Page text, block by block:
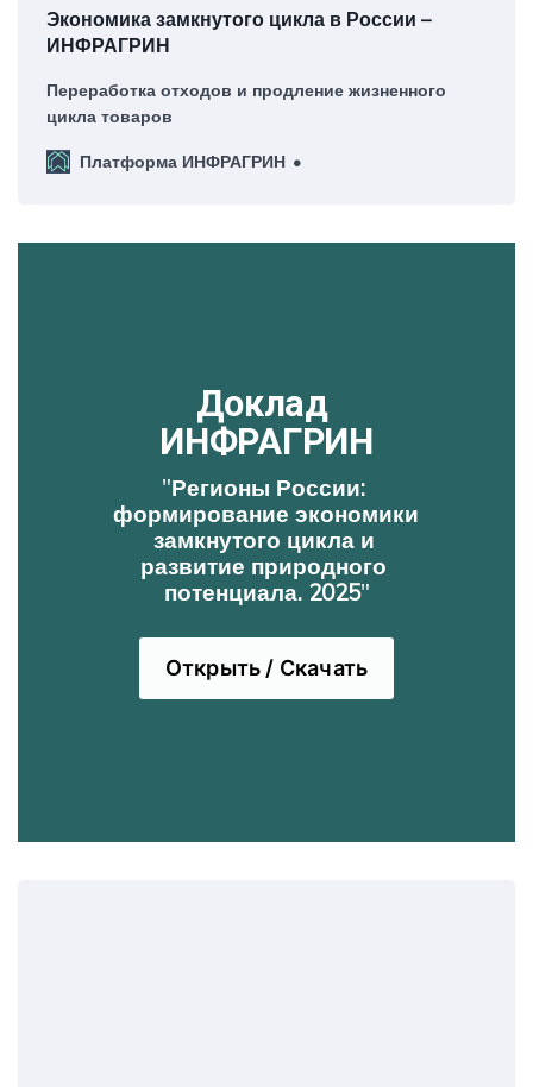
Экономика замкнутого цикла в России –
ИНФРАГРИН
Переработка отходов и продление жизненного
цикла товаров
Платформа ИНФРАГРИН
Доклад
ИНФРАГРИН
"Регионы России:
формирование экономики
замкнутого цикла и
развитие природного
потенциала. 2025"
Открыть / Скачать